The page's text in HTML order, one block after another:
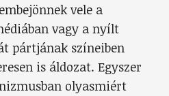
vele a
vagy a nyílt
pártjának színeiben
is áldozat. Egyszer
olyasmiért